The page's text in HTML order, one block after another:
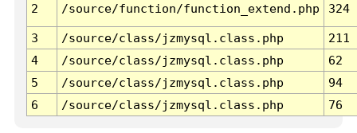
2 /source/function/function_extend.php 324
3 /source/class/jzmysql.class.php
211
4
/source/class/jzmysql.class.php
62
5
/source/class/jzmysql.class.php
94
6
/source/class/jzmysql.class.php 76